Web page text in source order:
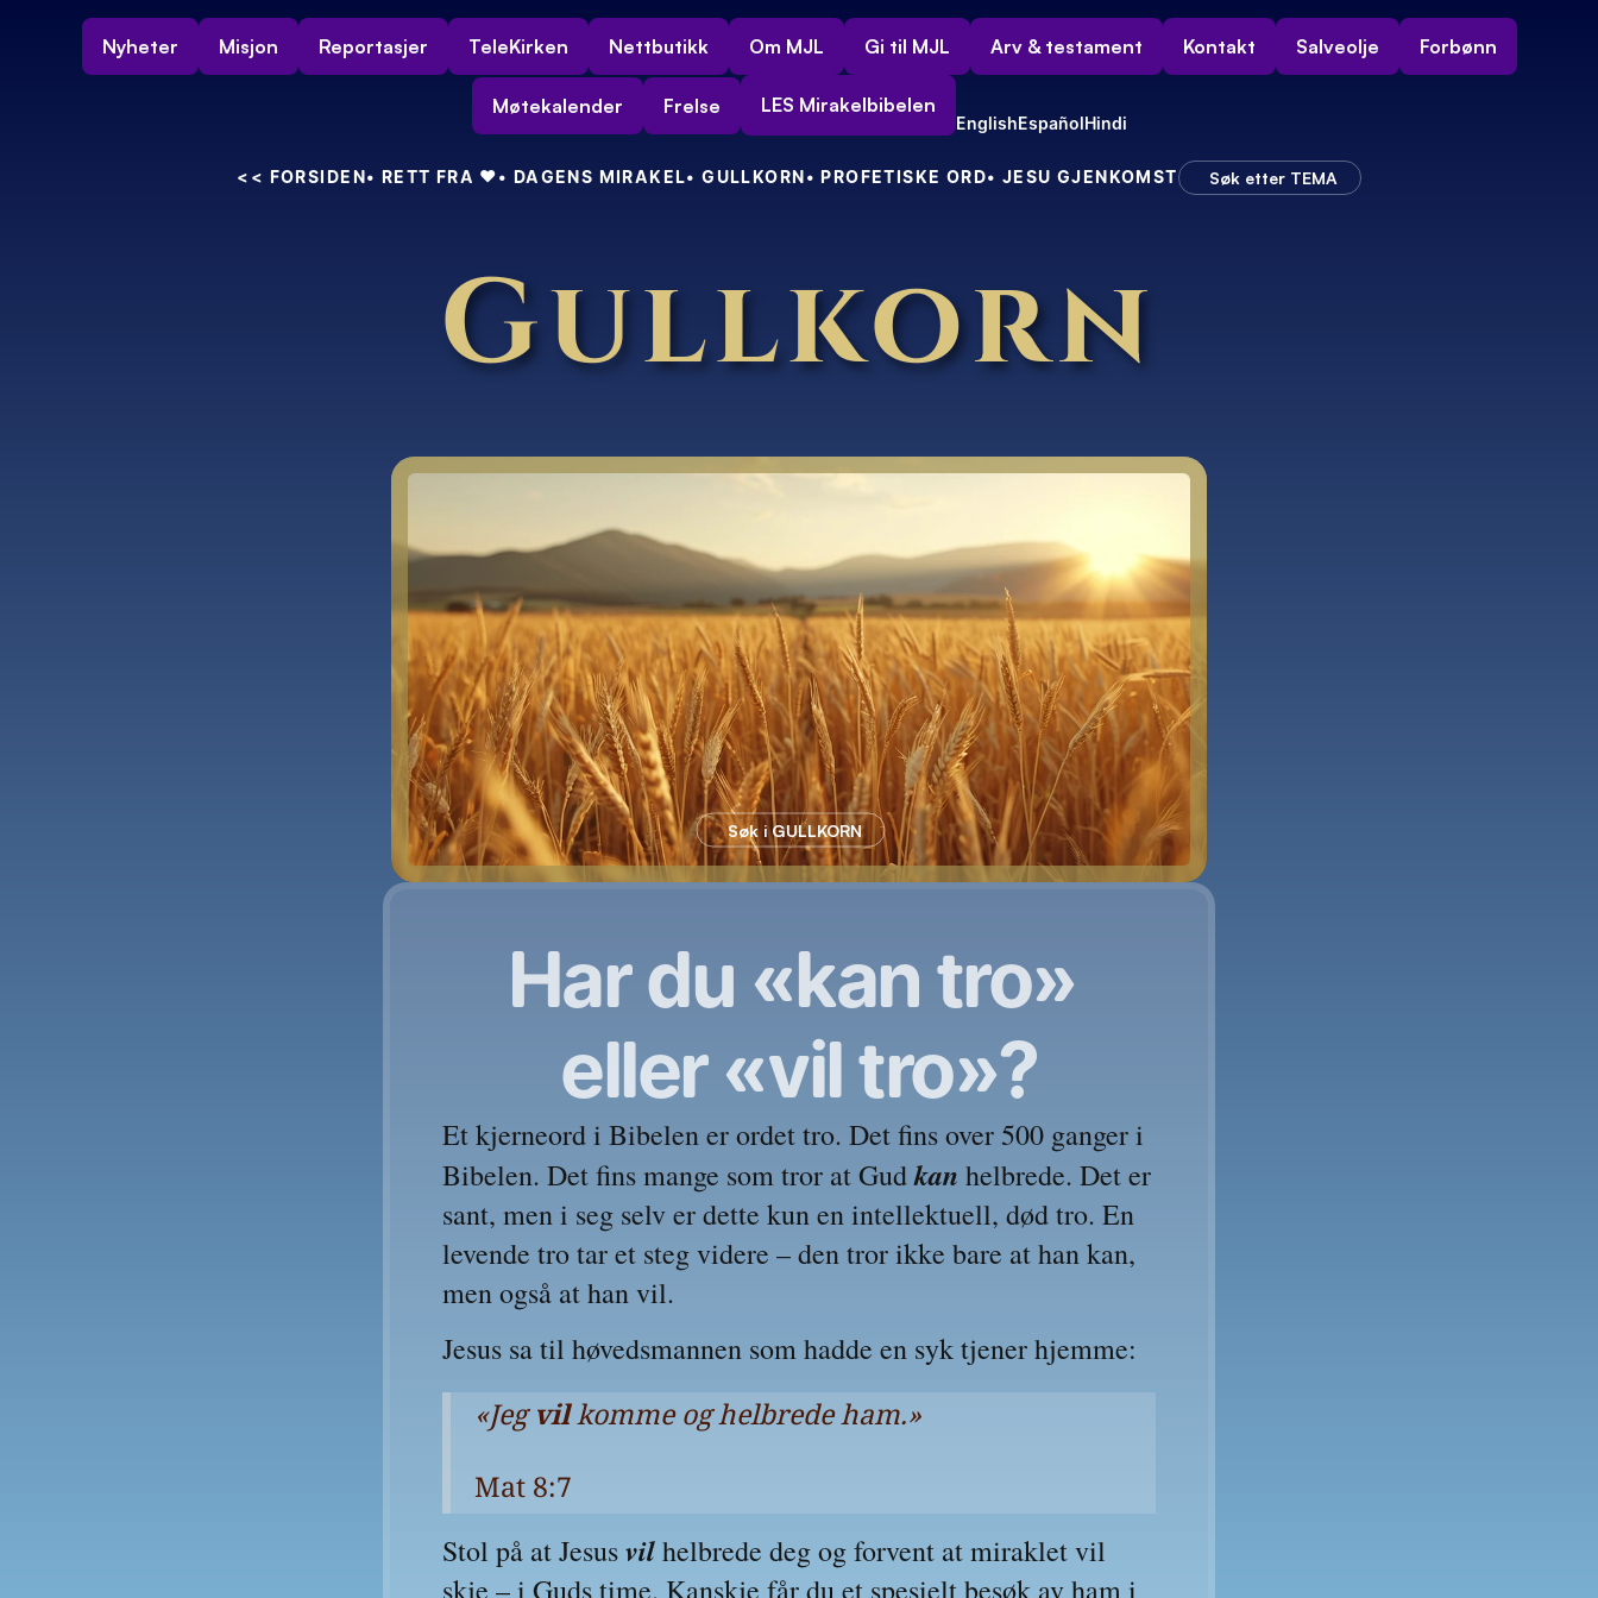
Nyheter Misjon Reportasjer TeleKirken Nettbutikk Om MJL Gi til MJL Arv & testament Kontakt Salveolje Forbønn
Møtekalender Frelse LES Mirakelbibelen
EnglishEspañolHindi
<< FORSIDEN• RETT FRA ❤️• DAGENS MIRAKEL• GULLKORN• PROFETISKE ORD• JESU GJENKOMST Søk etter TEMA
Gullkorn
Søk i GULLKORN
Har du «kan tro»
eller «vil tro»?
Et kjerneord i Bibelen er ordet tro. Det fins over 500 ganger i
Bibelen. Det fins mange som tror at Gud kan helbrede. Det er
sant, men i seg selv er dette kun en intellektuell, død tro. En
levende tro tar et steg videre – den tror ikke bare at han kan,
men også at han vil.
Jesus sa til høvedsmannen som hadde en syk tjener hjemme:
«Jeg vil komme og helbrede ham.»
Mat 8:7
Stol på at Jesus vil helbrede deg og forvent at miraklet vil
skje – i Guds time. Kanskje får du et spesielt besøk av ham i